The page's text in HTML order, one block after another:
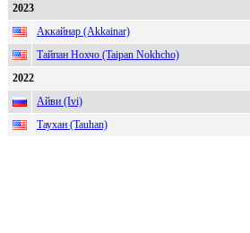
2023
Аккайнар (Akkainar)
Тайпан Нохчо (Taipan Nokhcho)
2022
Айви (Ivi)
Таухан (Tauhan)